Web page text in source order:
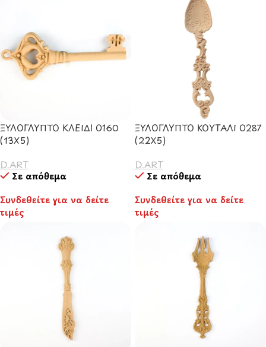
ΞΥΛΟΓΛΥΠΤΟ ΚΛΕΙΔΙ 0160
(13X5)
D.ART
Σε απόθεμα
Συνδεθείτε για να δείτε
τιμές
ΞΥΛΟΓΛΥΠΤΟ ΚΟΥΤΑΛΙ 0287
(22Χ5)
D.ART
Σε απόθεμα
Συνδεθείτε για να δείτε
τιμές